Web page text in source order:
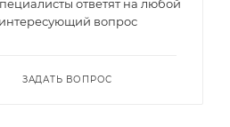
ответят на любой
интересующий вопрос
ЗАДАТЬ ВОПРОС